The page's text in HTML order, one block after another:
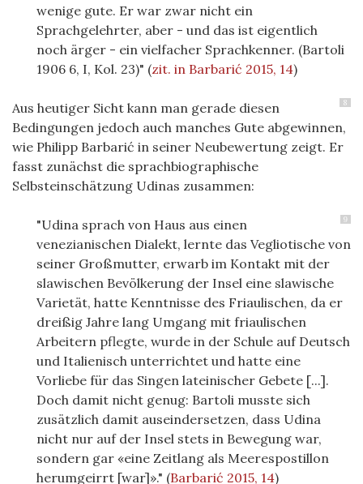
wenige gute. Er war zwar nicht ein
Sprachgelehrter, aber - und das ist eigentlich
noch ärger - ein vielfacher Sprachkenner. (Bartoli
1906 6, I, Kol. 23)" (zit. in Barbarić 2015, 14)
8
Aus heutiger Sicht kann man gerade diesen
Bedingungen jedoch auch manches Gute abgewinnen,
wie Philipp Barbarić in seiner Neubewertung zeigt. Er
fasst zunächst die sprachbiographische
Selbsteinschätzung Udinas zusammen:
9
"Udina sprach von Haus aus einen
venezianischen Dialekt, lernte das Vegliotische von
seiner Großmutter, erwarb im Kontakt mit der
slawischen Bevölkerung der Insel eine slawische
Varietät, hatte Kenntnisse des Friaulischen, da er
dreißig Jahre lang Umgang mit friaulischen
Arbeitern pflegte, wurde in der Schule auf Deutsch
und Italienisch unterrichtet und hatte eine
Vorliebe für das Singen lateinischer Gebete [...].
Doch damit nicht genug: Bartoli musste sich
zusätzlich damit auseindersetzen, dass Udina
nicht nur auf der Insel stets in Bewegung war,
sondern gar «eine Zeitlang als Meerespostillon
herumgeirrt [war]»." (Barbarić 2015, 14)